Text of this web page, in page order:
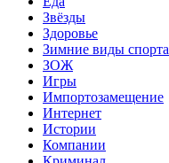
Звёзды
Здоровье
Зимние виды спорта
ЗОЖ
Игры
Импортозамещение
Интернет
Истории
Компании